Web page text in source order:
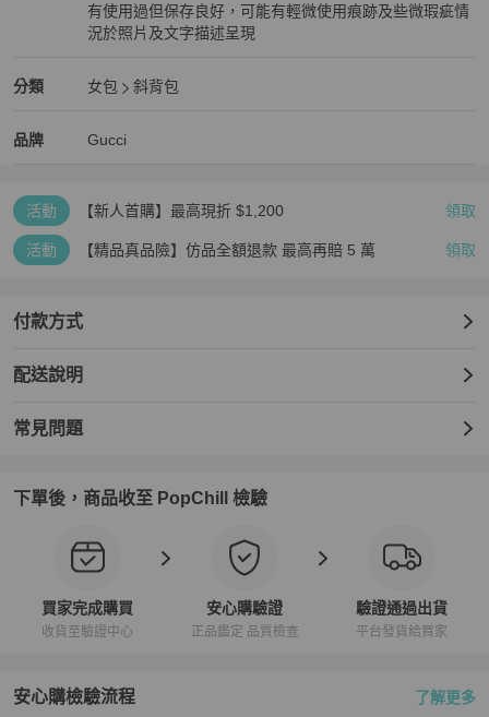
▪️商品皆由本人拍攝唷。
▪️二手商品難免有些微使用痕跡喔。
⚠️商品新舊程度為個人觀感、請務必放大檢視圖片、以照片為主唷📷
有使用過但保存良好，可能有輕微使用痕跡及些微瑕疵情
況於照片及文字描述呈現
分類
Gucci 分類資訊
女包
斜背包
品牌
Gucci 女包品牌介紹
Gucci
Gucci 推薦清單
活動 【新人首購】最高現折 $1,200 領取
活動 【精品真品險】仿品全額退款 最高再賠 5 萬 領取
付款方式
配送說明
常見問題
下單後，商品收至 PopChill 檢驗
買家完成購買
收貨至驗證中心
安心購驗證
正品鑑定 品質檢查
驗證通過出貨
平台發貨給買家
安心購檢驗流程 了解更多